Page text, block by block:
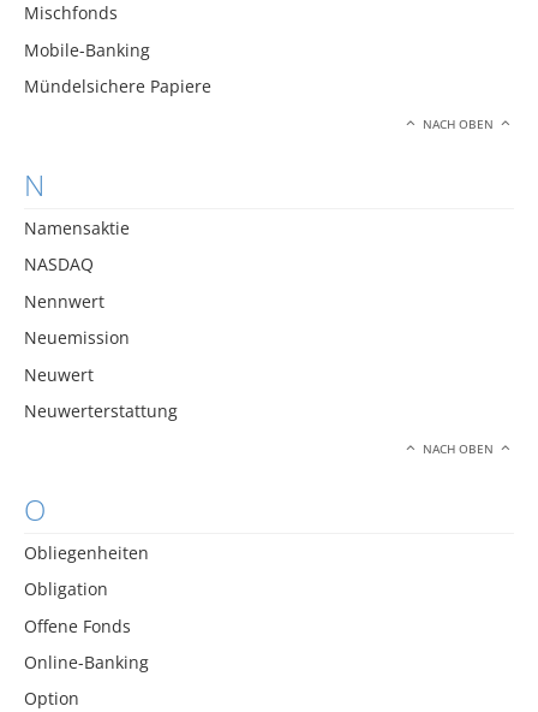
Mischfonds
Mobile-Banking
Mündelsichere Papiere
NACH OBEN
N
Namensaktie
NASDAQ
Nennwert
Neuemission
Neuwert
Neuwerterstattung
NACH OBEN
O
Obliegenheiten
Obligation
Offene Fonds
Online-Banking
Option